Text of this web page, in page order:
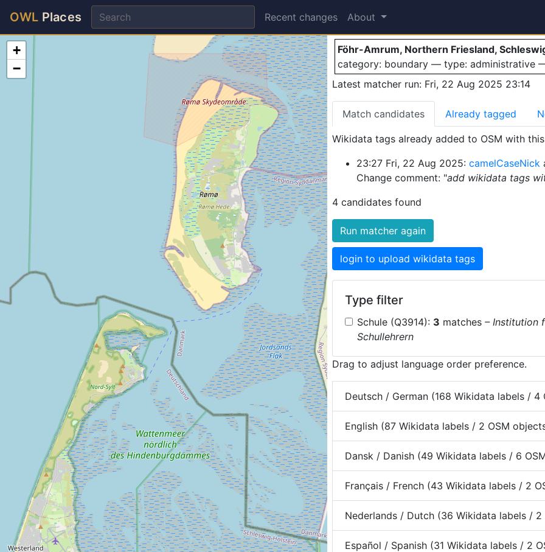
OWL Places Recent changes About
Föhr-Amrum
Föhr-Amrum, Northern Friesland,
category: boundary — type: administrative
Latest matcher run: Fri, 22 Aug 2025 23:14
Match candidates Already tagged
Wikidata tags already added to OSM with
23:27 Fri, 22 Aug 2025: camelCaseNick
Change comment: "add wikidata tags
4 candidates found
Run matcher again
login to upload wikidata tags
Type filter
Schule (Q3914): 3 matches – Institution
Schullehrern
Drag to adjust language order preference.
Deutsch / German (168 Wikidata labels / 4
English (87 Wikidata labels / 2 OSM
Dansk / Danish (49 Wikidata labels / 6
Français / French (43 Wikidata labels / 2
Nederlands / Dutch (36 Wikidata labels / 2
Español / Spanish (31 Wikidata labels / 2
+
−